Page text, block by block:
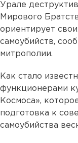
Урале
Мирового
ориентирует
самоубийств,
митрополии.
Как стало
функционерами
Космоса»,
подготовка к
самоубийства